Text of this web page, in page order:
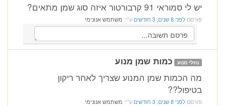
יש לי סמוראי 91 קרבורטור איזה סוג שמן מתאים?
פורסם לפני 8 שנים, 3 חודשים ע"י: משתמש אנונימי
נוזלי מנוע כמות שמן מנוע
מה הכמות שמן המנוע שצריך לאחר ריקון
בטיפול??
פורסם לפני 8 שנים, 3 חודשים ע"י: משתמש אנונימי